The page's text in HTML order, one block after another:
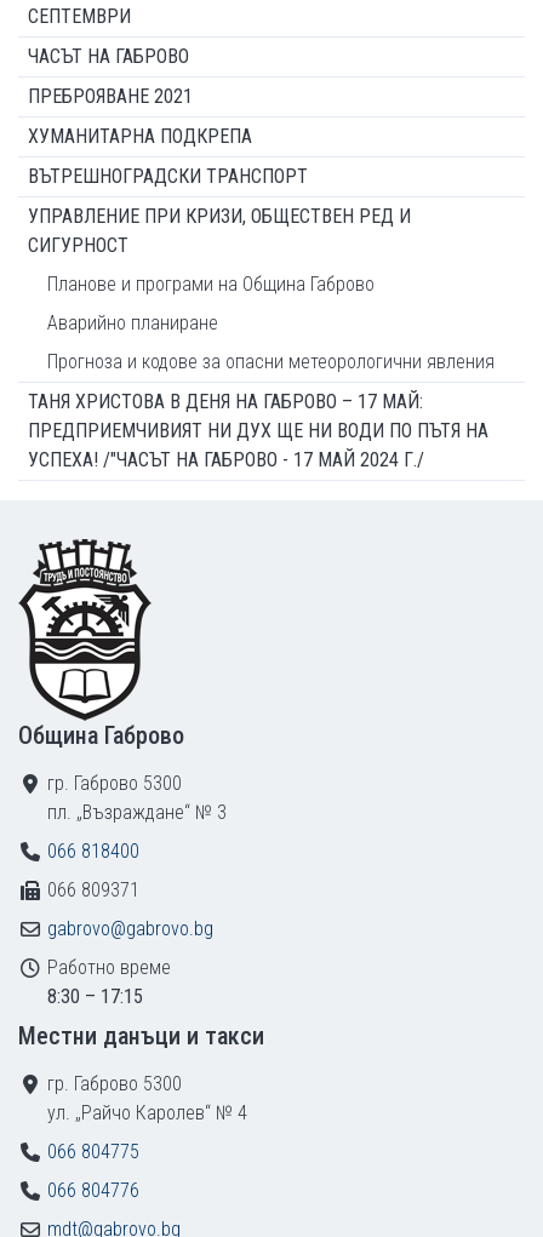
СЕПТЕМВРИ
ЧАСЪТ НА ГАБРОВО
ПРЕБРОЯВАНЕ 2021
ХУМАНИТАРНА ПОДКРЕПА
ВЪТРЕШНОГРАДСКИ ТРАНСПОРТ
УПРАВЛЕНИЕ ПРИ КРИЗИ, ОБЩЕСТВЕН РЕД И
СИГУРНОСТ
Планове и програми на Община Габрово
Аварийно планиране
Прогноза и кодове за опасни метеорологични явления
ТАНЯ ХРИСТОВА В ДЕНЯ НА ГАБРОВО – 17 МАЙ:
ПРЕДПРИЕМЧИВИЯТ НИ ДУХ ЩЕ НИ ВОДИ ПО ПЪТЯ НА
УСПЕХА! /"ЧАСЪТ НА ГАБРОВО - 17 МАЙ 2024 Г./
Footer
Община Габрово
гр. Габрово 5300
пл. „Възраждане“ № 3
066 818400
066 809371
gabrovo@gabrovo.bg
Работно време
8:30 – 17:15
Местни данъци и такси
гр. Габрово 5300
ул. „Райчо Каролев“ № 4
066 804775
066 804776
mdt@gabrovo.bg